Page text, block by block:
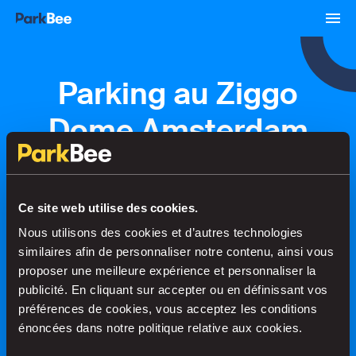
Ce site web utilise des cookies.
Nous utilisons des cookies et d’autres technologies
similaires afin de personnaliser notre contenu, ainsi vous
proposer une meilleure expérience et personnaliser la
publicité. En cliquant sur accepter ou en définissant vos
préférences de cookies, vous acceptez les conditions
énoncées dans notre politique relative aux cookies.
Parking au Ziggo
Dome Amsterdam
Trouvez votre place en un rien de
temps